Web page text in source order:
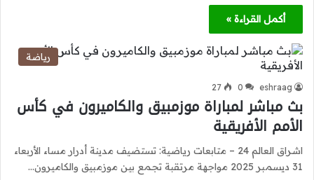
أكمل القراءة »
رياضة
eshraag
0
27
بث مباشر لمباراة موزمبيق والكاميرون في كأس
الأمم الأفريقية
اشراق العالم 24 – متابعات رياضية: تستضيف مدينة أدرار مساء الأربعاء
31 ديسمبر 2025 مواجهة مرتقبة تجمع بين موزمبيق والكاميرون…